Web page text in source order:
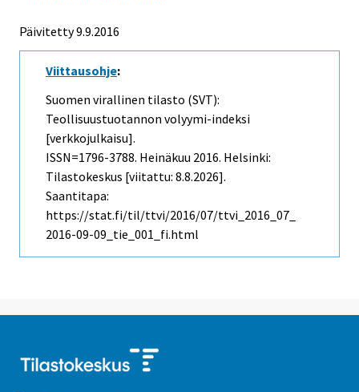
Päivitetty 9.9.2016
Viittausohje:
Suomen virallinen tilasto (SVT):
Teollisuustuotannon volyymi-indeksi
[verkkojulkaisu].
ISSN=1796-3788. Heinäkuu 2016. Helsinki:
Tilastokeskus [viitattu: 8.8.2026].
Saantitapa:
https://stat.fi/til/ttvi/2016/07/ttvi_2016_07_
2016-09-09_tie_001_fi.html